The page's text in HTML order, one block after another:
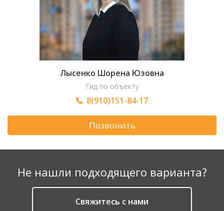
Лысенко Шорена Юзовна
Гид по объекту
8(910)151-84-17
Позвонить
Не нашли подходящего варианта?
Cвяжитесь с нами